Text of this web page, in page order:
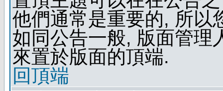
他們通常是重要的, 所以
如同公告一般, 版面管理
來置於版面的頂端.
回頂端